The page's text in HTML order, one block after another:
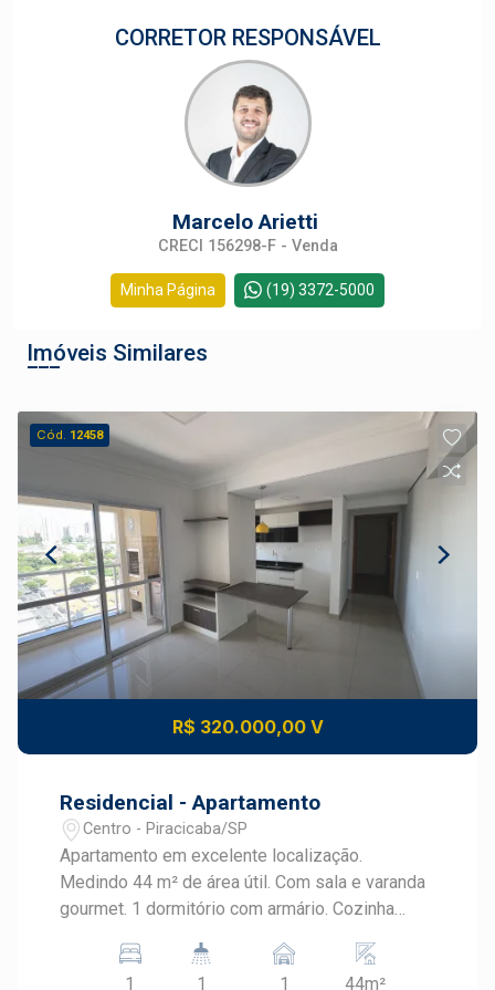
CORRETOR RESPONSÁVEL
Marcelo Arietti
CRECI 156298-F - Venda
Minha Página (19) 3372-5000
Imóveis Similares
Cód. 12458
R$ 320.000,00 V
Residencial - Apartamento
Centro - Piracicaba/SP
Apartamento em excelente localização.
Medindo 44 m² de área útil. Com sala e varanda
gourmet. 1 dormitório com armário. Cozinha
social. 1 vaga de garagem coberta. Com ar
1
1
1
44m²